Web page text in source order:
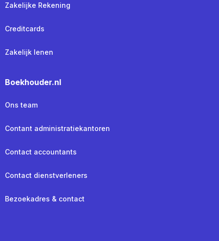
Zakelijke Rekening
Creditcards
Zakelijk lenen
Boekhouder.nl
Ons team
Contant administratiekantoren
Contact accountants
Contact dienstverleners
Bezoekadres & contact